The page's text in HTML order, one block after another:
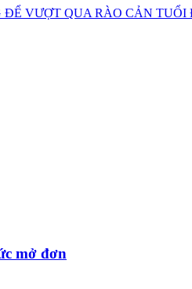
ĐỂ VƯỢT QUA RÀO CẢN
mở đơn